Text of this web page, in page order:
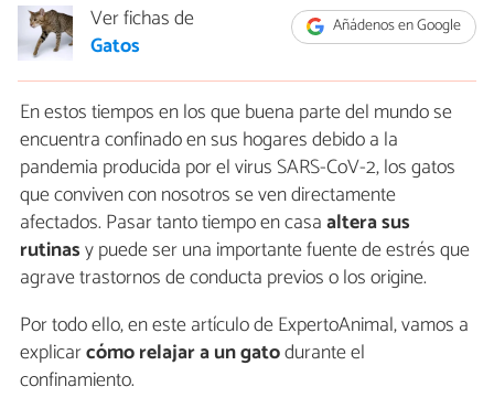
Añádenos en Google
Ver fichas de
Gatos
En estos tiempos en los que buena parte del mundo se
encuentra confinado en sus hogares debido a la
pandemia producida por el virus SARS-CoV-2, los gatos
que conviven con nosotros se ven directamente
afectados. Pasar tanto tiempo en casaaltera sus
rutinasy puede ser una importante fuente de estrés que
agrave trastornos de conducta previos o los origine.
Por todo ello, en este artículo de ExpertoAnimal, vamos a
explicarcómo relajar a un gatodurante el
confinamiento.